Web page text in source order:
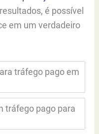
é possível
em um verdadeiro
tráfego pago em
tráfego pago para